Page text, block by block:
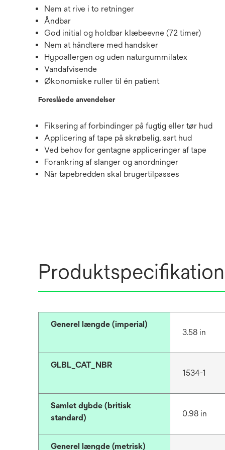
Nem at rive i to retninger
Åndbar
God initial og holdbar klæbeevne (72 timer)
Nem at håndtere med handsker
Hypoallergen og uden naturgummilatex
Vandafvisende
Økonomiske ruller til én patient
Foreslåede anvendelser
Fiksering af forbindinger på fugtig eller tør hud
Applicering af tape på skrøbelig, sart hud
Ved behov for gentagne appliceringer af tape
Forankring af slanger og anordninger
Når tapebredden skal brugertilpasses
Generel længde (imperial)
3.58 in
GLBL_CAT_NBR
1534-1
Samlet dybde (britisk
standard)
0.98 in
Generel længde (metrisk)